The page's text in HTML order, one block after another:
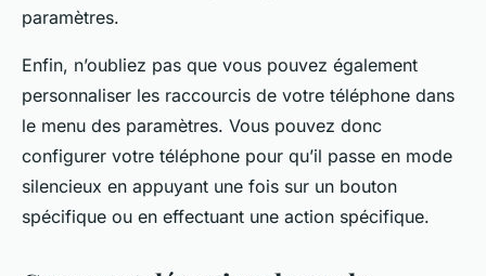
paramètres.
Enfin, n’oubliez pas que vous pouvez également
personnaliser les raccourcis de votre téléphone dans
le menu des paramètres. Vous pouvez donc
configurer votre téléphone pour qu’il passe en mode
silencieux en appuyant une fois sur un bouton
spécifique ou en effectuant une action spécifique.